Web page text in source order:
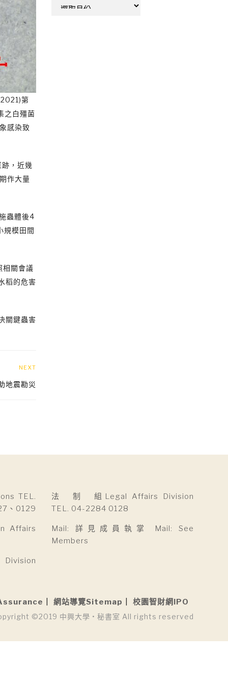
第
之白殭菌
感染致
，近幾
作大量
蟲體後4
規模田間
相關會議
稻的危害
關鍵蟲害
NEXT
地震勘災
TEL.
、0129
Affairs
法 制 組Legal Affairs Division
TEL. 04-2284 0128
Mail: 詳見成員執掌 Mail: See
Members
網站導覽Sitemap 校園智財網IPO
©2019 中興大學 • 秘書室 All rights reserved